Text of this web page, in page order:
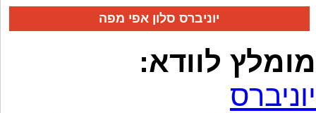
יוניברס סלון אפי מפה
מומלץ לוודא:
יוניברס